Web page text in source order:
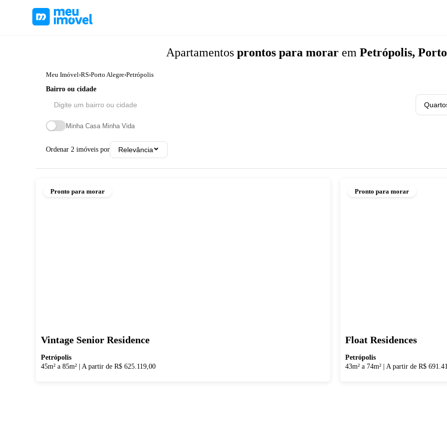
Apartamentos prontos para morar em Petrópolis,
Meu Imóvel›RS›Porto Alegre›Petrópolis
Bairro ou cidade
Minha Casa Minha Vida
Ordenar 2 imóveis por Relevância
Pronto para morar
Vintage Senior Residence
Petrópolis
45m² a 85m²
A partir de R$ 625.119,00
Pronto para morar
Float Residences
Petrópolis
43m² a 74m²| A partir de R$